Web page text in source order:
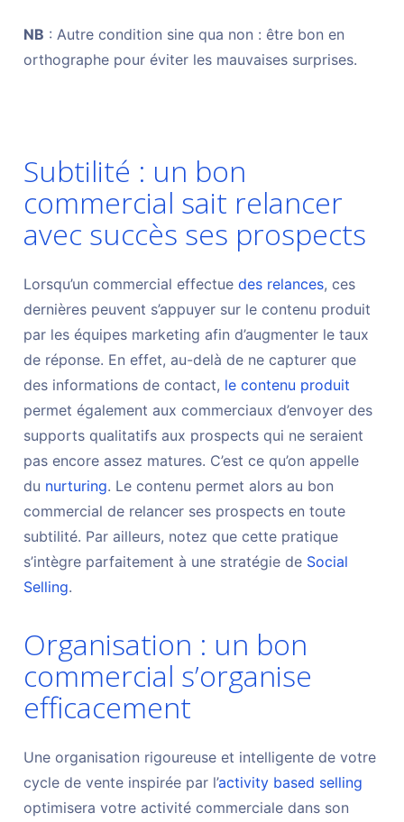
NB : Autre condition sine qua non : être bon en
orthographe pour éviter les mauvaises surprises.
Subtilité : un bon
commercial sait relancer
avec succès ses prospects
Lorsqu’un commercial effectuedes relances, ces
dernières peuvent s’appuyer sur le contenu produit
par les équipes marketing afin d’augmenter le taux
de réponse. En effet, au-delà de ne capturer que
des informations de contact, le contenu produit
permet également aux commerciaux d’envoyer des
supports qualitatifs aux prospects qui ne seraient
pas encore assez matures. C’est ce qu’on appelle
du nurturing. Le contenu permet alors au bon
commercial de relancer ses prospects en toute
subtilité. Par ailleurs, notez que cette pratique
s’intègre parfaitement à une stratégie de Social
Selling.
Organisation : un bon
commercial s’organise
efficacement
Une organisation rigoureuse et intelligente de votre
cycle de vente inspirée par l’activity based selling
optimisera votre activité commerciale dans son